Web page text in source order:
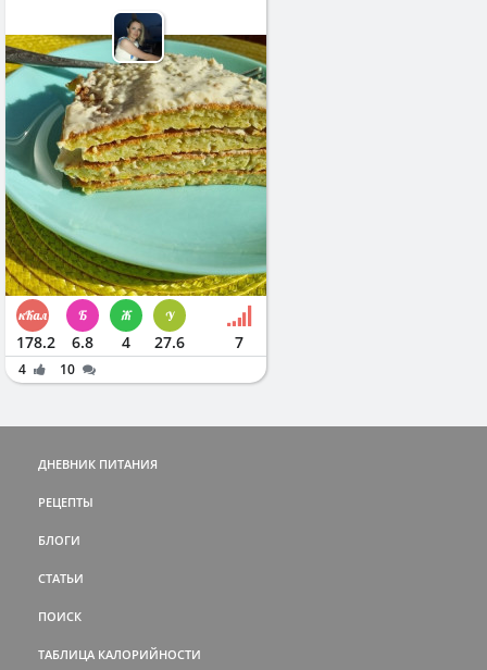
178.2 6.8 4 27.6 7
4 10
ДНЕВНИК ПИТАНИЯ
РЕЦЕПТЫ
БЛОГИ
СТАТЬИ
ПОИСК
ТАБЛИЦА КАЛОРИЙНОСТИ